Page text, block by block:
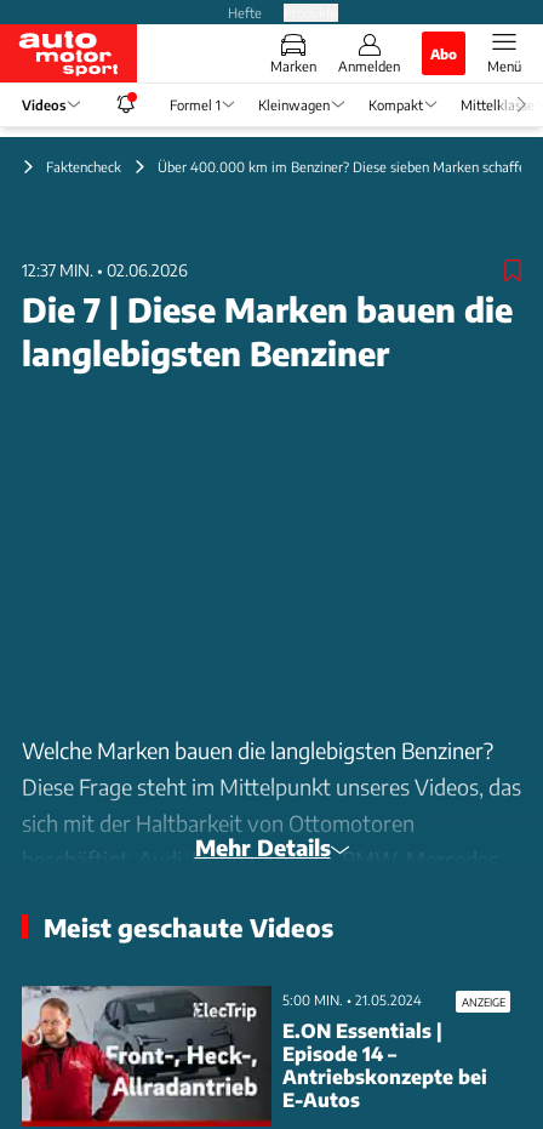
Hefte
Marken Anmelden
Abo
Menü
Videos Formel 1 Kleinwagen Kompakt Mittelklasse
Faktencheck Über 400.000 km im Benziner? Diese sieben Marken schaffen
12:37 MIN. • 02.06.2026
Die 7 | Diese Marken bauen die
langlebigsten Benziner
Welche Marken bauen die langlebigsten Benziner?
Diese Frage steht im Mittelpunkt unseres Videos, das
sich mit der Haltbarkeit von Ottomotoren
beschäftigt. Audi, Honda, Toyota, BMW, Mercedes,
Analyse besonders hervorstechen. Die Auswertung
Modelle über 400.000 Kilometer schaffen. Volvo
führt die Liste der Kilometerkönige an, während
Tesla als Elektroauto-Hersteller überraschend
mithalten könnte. Die Ergebnisse verdeutlichen, dass
Mehr Details
Meist geschaute Videos
5:00 MIN. • 21.05.2024 ANZEIGE
E.ON Essentials |
Episode 14 –
Antriebskonzepte bei
E-Autos